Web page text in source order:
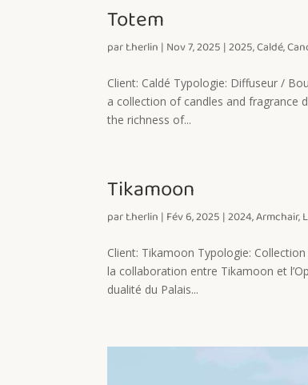
Totem
part.herlin | Nov 7, 2025 |2025,Caldé,
Client: Caldé Typologie: Diffuseur /
a collection of candles and fragrance
the richness of...
Tikamoon
part.herlin | Fév 6, 2025 |2024,Armchair,
Client: Tikamoon Typologie:
la collaboration entre Tikamoon et
dualité du Palais...